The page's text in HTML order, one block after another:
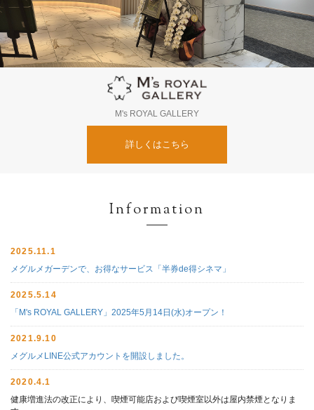
M's ROYAL GALLERY
詳しくはこちら
Information
2025.11.1
メグルメガーデンで、お得なサービス「半券de得シネマ」
2025.5.14
「M's ROYAL GALLERY」2025年5月14日(水)オープン！
2021.9.10
メグルメLINE公式アカウントを開設しました。
2020.4.1
健康増進法の改正により、喫煙可能店および喫煙室以外は屋内禁煙となりま